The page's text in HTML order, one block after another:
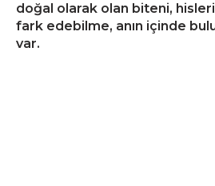
doğal olarak olan biteni,
fark edebilme, anın içinde
var.